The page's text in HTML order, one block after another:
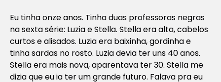
Eu tinha onze anos. Tinha duas professoras negras
na sexta série: Luzia e Stella. Stella era alta, cabelos
curtos e alisados. Luzia era baixinha, gordinha e
tinha sardas no rosto. Luzia devia ter uns 40 anos.
Stella era mais nova, aparentava ter 30. Stella me
dizia que eu ia ter um grande futuro. Falava pra eu